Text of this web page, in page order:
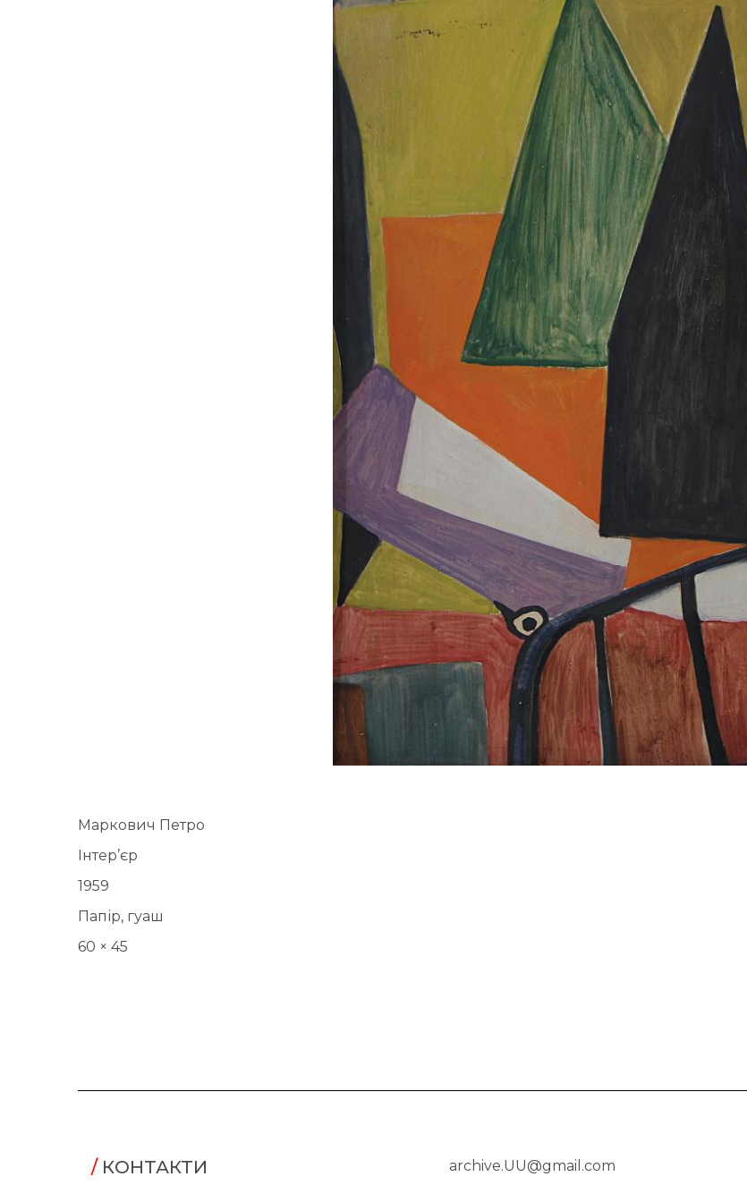
Маркович Петро
Інтер’єр
1959
Папір, гуаш
60 × 45
/КОНТАКТИ archive.UU@gmail.com